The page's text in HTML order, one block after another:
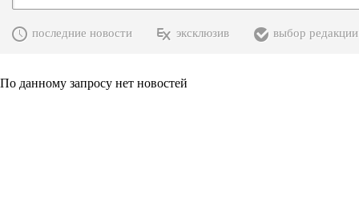
последние новости эксклюзив выбор редакции
По данному запросу нет новостей